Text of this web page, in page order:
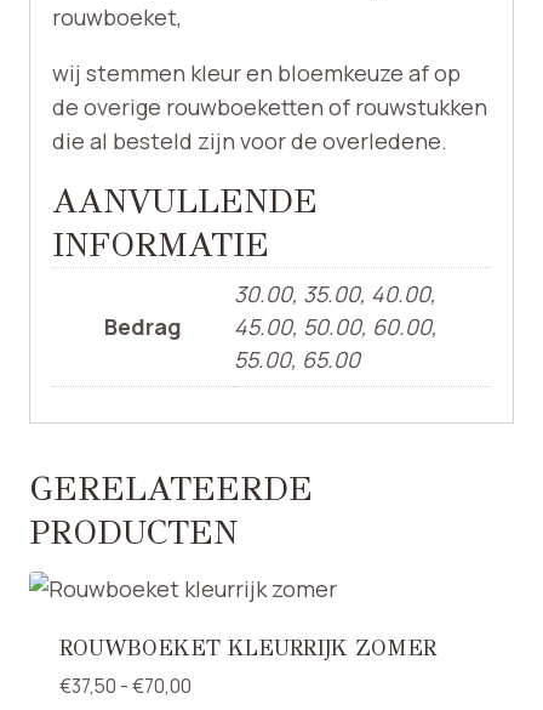
rouwboeket,
wij stemmen kleur en bloemkeuze af op
de overige rouwboeketten of rouwstukken
die al besteld zijn voor de overledene.
AANVULLENDE
INFORMATIE
Bedrag
30.00, 35.00, 40.00,
45.00, 50.00, 60.00,
55.00, 65.00
GERELATEERDE
PRODUCTEN
ROUWBOEKET KLEURRIJK ZOMER
€37,50 -€70,00